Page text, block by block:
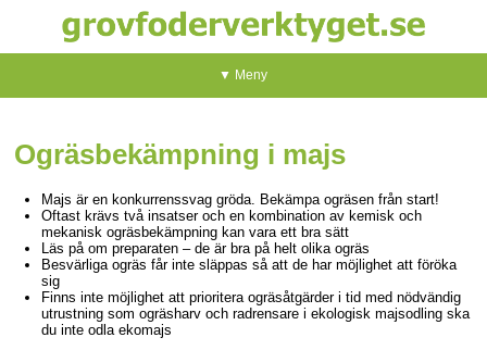
▼ Meny
Ogräsbekämpning i majs
Majs är en konkurrenssvag gröda. Bekämpa ogräsen från start!
Oftast krävs två insatser och en kombination av kemisk och
mekanisk ogräsbekämpning kan vara ett bra sätt
Läs på om preparaten – de är bra på helt olika ogräs
Besvärliga ogräs får inte släppas så att de har möjlighet att föröka
sig
Finns inte möjlighet att prioritera ogräsåtgärder i tid med nödvändig
utrustning som ogräsharv och radrensare i ekologisk majsodling ska
du inte odla ekomajs